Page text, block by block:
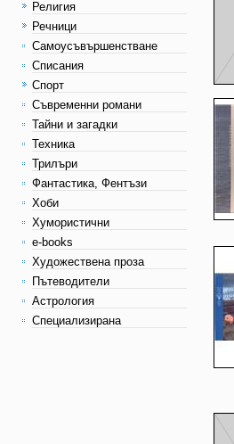
Религия
Речници
Самоусъвършенстване
Списания
Спорт
Съвременни романи
Тайни и загадки
Техника
Трилъри
Фантастика, Фентъзи
Хоби
Хумористични
e-books
Художествена проза
Пътеводители
Астрология
Специализирана